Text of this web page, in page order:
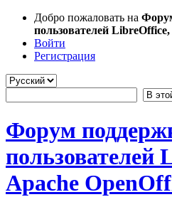
Добро пожаловать на
пользователей
Войти
Регистрация
Форум
пользователей
Apache